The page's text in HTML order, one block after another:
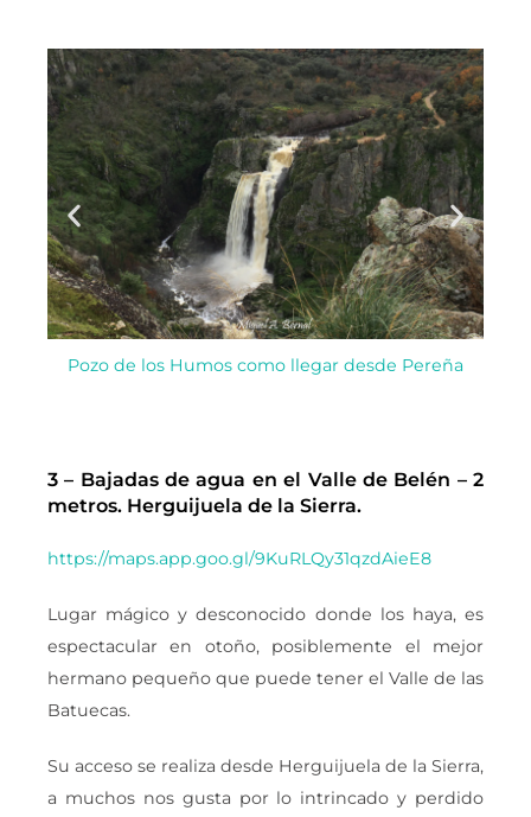
Pozo de los Humos como llegar desde Pereña
3 – Bajadas de agua en el Valle de Belén – 2
metros. Herguijuela de la Sierra.
https://maps.app.goo.gl/9KuRLQy31qzdAieE8
Lugar mágico y desconocido donde los haya, es
espectacular en otoño, posiblemente el mejor
hermano pequeño que puede tener el Valle de las
Batuecas.
Su acceso se realiza desde Herguijuela de la Sierra,
a muchos nos gusta por lo intrincado y perdido